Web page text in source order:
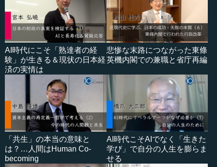
AI時代にこそ「熟達者の経
験」が生きる＆現状の日本経
済の実情は
悲惨な末路につながった東條
英機内閣での兼職と省庁再編
「共生」の本当の意味と
は？…人間はHuman Co-
becoming
AI時代こそAIでなく「生きた
学び」で自分の人生を膨らま
せる